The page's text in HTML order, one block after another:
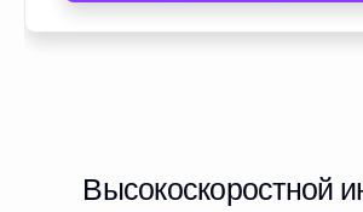
Высокоскоростной